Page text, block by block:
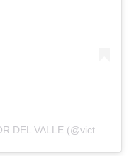
Una publicación compartida de VICTOR DEL VALLE (@victordelvalle_)